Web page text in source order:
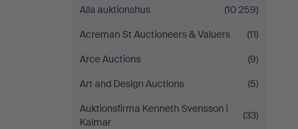
Helsinki
Alla auktionshus
(10 259)
Acreman St Auctioneers & Valuers
(11)
Arce Auctions
(9)
Art and Design Auctions
(5)
Auktionsfirma Kenneth Svensson i
Kalmar
(33)